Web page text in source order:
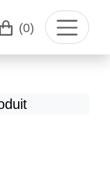
(0)